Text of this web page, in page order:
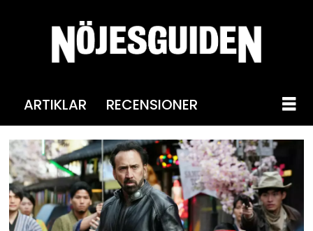
ARTIKLAR RECENSIONER